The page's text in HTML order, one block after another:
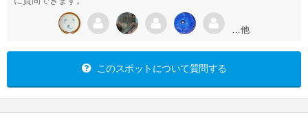
…他
このスポットについて質問する